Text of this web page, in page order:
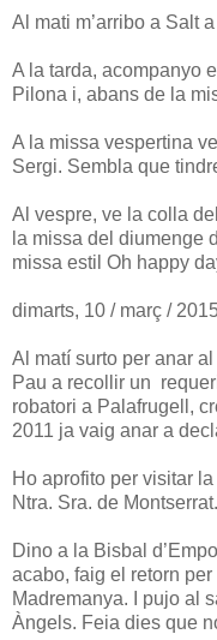
Al mati m’arribo a Salt
A la tarda, acompanyo
Pilona i, abans de la
A la missa vespertina
Sergi. Sembla que
Al vespre, ve la colla
la missa del diumenge
missa estil Oh happy
dimarts, 10 / març /
Al matí surto per anar
Pau a recollir un
robatori a Palafrugell,
2011 ja vaig anar a
Ho aprofito per visitar
Ntra. Sra. de
Dino a la Bisbal
acabo, faig el retorn
Madremanya. I pujo al
Àngels. Feia dies que